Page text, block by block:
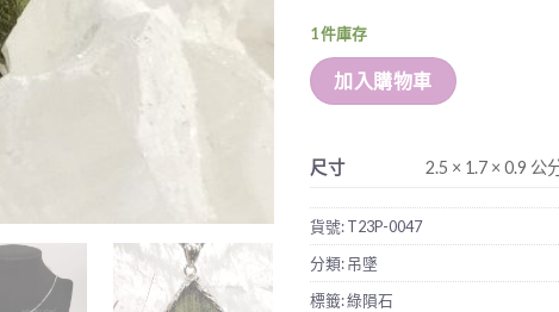
1 件庫存
加入購物車
尺寸 2.5 × 1.7 × 0.9 公
貨號:T23P-0047
分類:吊墜
標籤:綠隕石